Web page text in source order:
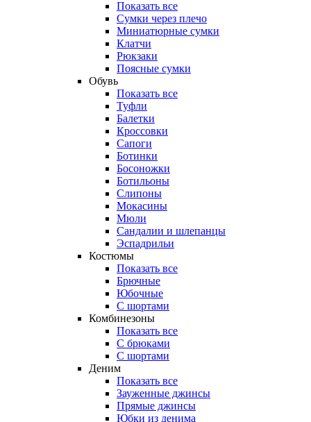
Показать все
Сумки через плечо
Миниатюрные cумки
Клатчи
Рюкзаки
Поясные сумки
Обувь
Показать все
Туфли
Балетки
Кроссовки
Сапоги
Ботинки
Босоножки
Ботильоны
Слипоны
Мокасины
Мюли
Сандалии и шлепанцы
Эспадрильи
Костюмы
Показать все
Брючные
Юбочные
С шортами
Комбинезоны
Показать все
С брюками
С шортами
Деним
Показать все
Зауженные джинсы
Прямые джинсы
Юбки из денима